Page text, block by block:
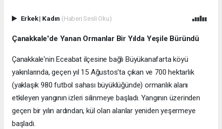
Erkek| Kadın (Haberi Sesli Oku)
Çanakkale'de Yanan Ormanlar Bir Yılda Yeşile Büründü
Çanakkale'nin Eceabat ilçesine bağlı Büyükanafarta köyü
yakınlarında, geçen yıl 15 Ağustos'ta çıkan ve 700 hektarlık
(yaklaşık 980 futbol sahası büyüklüğünde) ormanlık alanı
etkileyen yangının izleri silinmeye başladı. Yangının üzerinden
geçen bir yılın ardından, kül olan alanlar yeniden yeşermeye
başladı.